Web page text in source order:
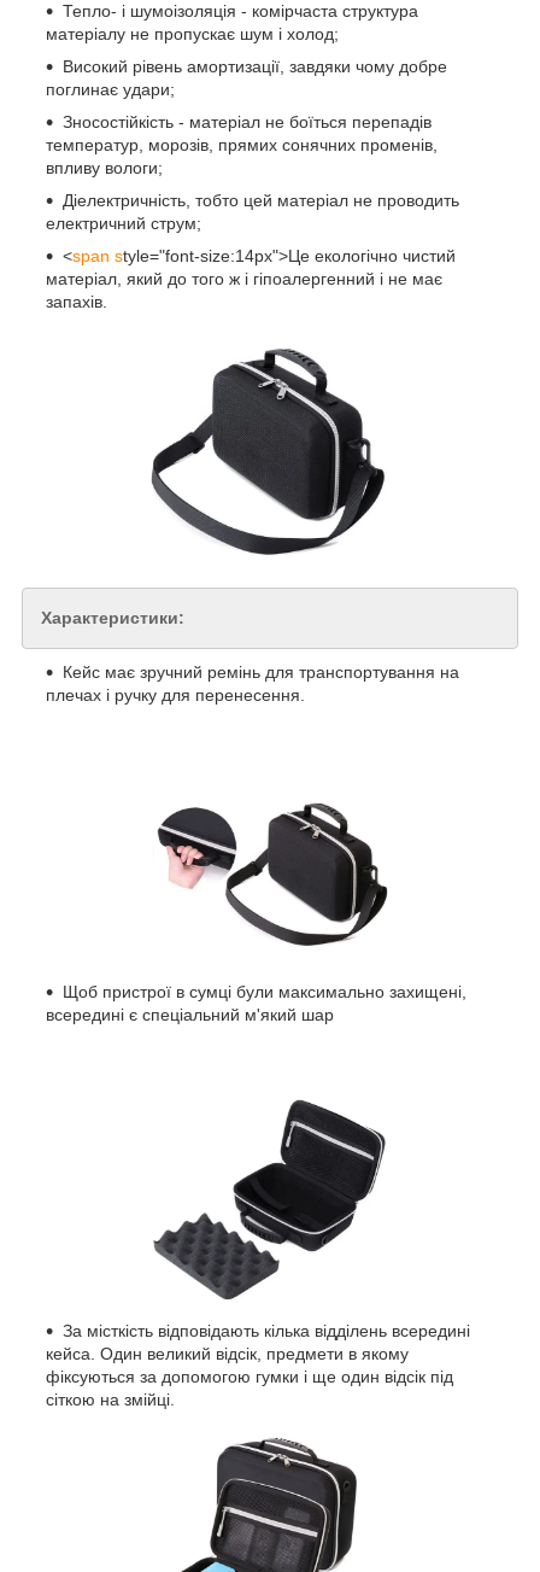
Тепло- і шумоізоляція - комірчаста структура
матеріалу не пропускає шум і холод;
Високий рівень амортизації, завдяки чому добре
поглинає удари;
Зносостійкість - матеріал не боїться перепадів
температур, морозів, прямих сонячних променів,
впливу вологи;
Діелектричність, тобто цей матеріал не проводить
електричний струм;
<span style="font-size:14px">Це екологічно чистий
матеріал, який до того ж і гіпоалергенний і не має
запахів.
Характеристики:
Кейс має зручний ремінь для транспортування на
плечах і ручку для перенесення.
Щоб пристрої в сумці були максимально захищені,
всередині є спеціальний м'який шар
За місткість відповідають кілька відділень всередині
кейса. Один великий відсік, предмети в якому
фіксуються за допомогою гумки і ще один відсік під
сіткою на змійці.